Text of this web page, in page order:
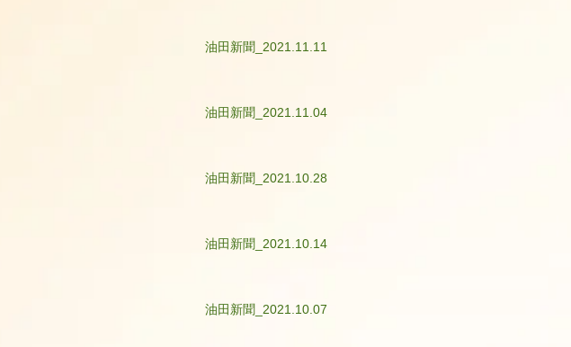
油田新聞_2021.11.11
油田新聞_2021.11.04
油田新聞_2021.10.28
油田新聞_2021.10.14
油田新聞_2021.10.07